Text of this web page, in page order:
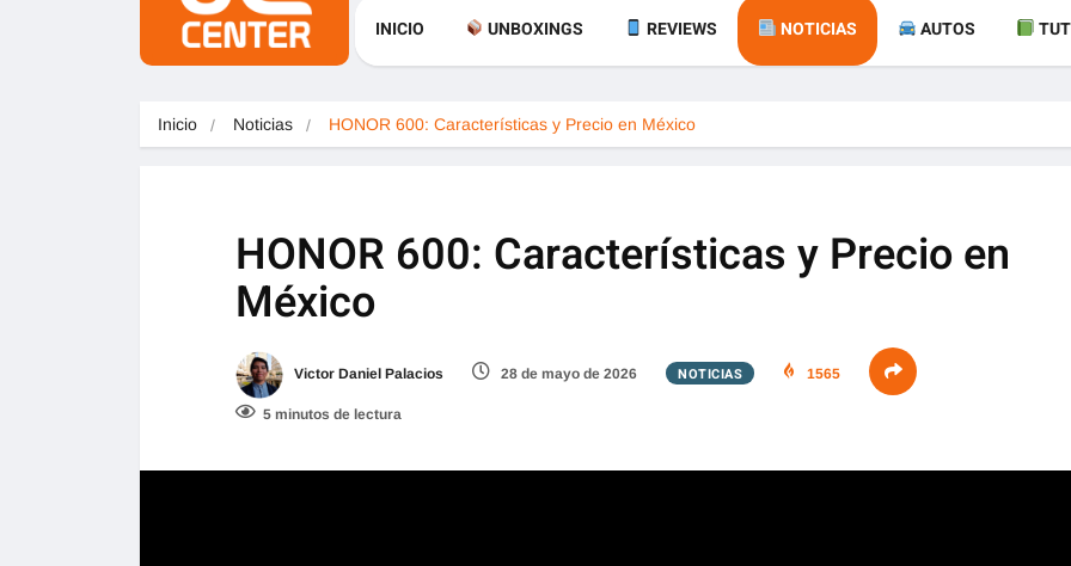
INICIO UNBOXINGS REVIEWS NOTICIAS AUTOS
Inicio Noticias HONOR 600: Características y Precio en México
HONOR 600: Características y Precio en
México
Victor Daniel Palacios 28 de mayo de 2026 NOTICIAS 1565
5 minutos de lectura